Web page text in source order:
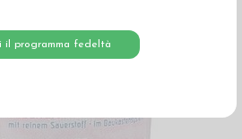
il programma fedeltà